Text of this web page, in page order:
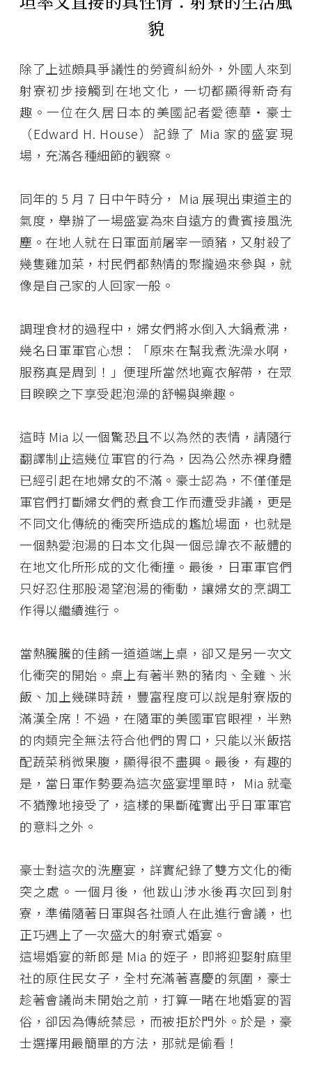
貌
除了上述頗具爭議性的勞資糾紛外，外國人來到
射寮初步接觸到在地文化，一切都顯得新奇有
趣。一位在久居日本的美國記者愛德華‧豪士
（Edward H. House）記錄了 Mia 家的盛宴現
場，充滿各種細節的觀察。
同年的 5 月 7 日中午時分， Mia 展現出東道主的
氣度，舉辦了一場盛宴為來自遠方的貴賓接風洗
塵。在地人就在日軍面前屠宰一頭豬，又射殺了
幾隻雞加菜，村民們都熱情的聚攏過來參與，就
像是自己家的人回家一般。
調理食材的過程中，婦女們將水倒入大鍋煮沸，
幾名日軍軍官心想：「原來在幫我煮洗澡水啊，
服務真是周到！」便理所當然地寬衣解帶，在眾
目睽睽之下享受起泡澡的舒暢與樂趣。
這時 Mia 以一個驚恐且不以為然的表情，請隨行
翻譯制止這幾位軍官的行為，因為公然赤裸身體
已經引起在地婦女的不滿。豪士認為，不僅僅是
軍官們打斷婦女們的煮食工作而遭受非議，更是
不同文化傳統的衝突所造成的尷尬場面，也就是
一個熱愛泡湯的日本文化與一個忌諱衣不蔽體的
在地文化所形成的文化衝撞。最後，日軍軍官們
只好忍住那股渴望泡湯的衝動，讓婦女的烹調工
作得以繼續進行。
當熱騰騰的佳餚一道道端上桌，卻又是另一次文
化衝突的開始。桌上有著半熟的豬肉、全雞、米
飯、加上幾碟時蔬，豐富程度可以說是射寮版的
滿漢全席！不過，在隨軍的美國軍官眼裡，半熟
的肉類完全無法符合他們的胃口，只能以米飯搭
配蔬菜稍微果腹，顯得很不盡興。最後，有趣的
是，當日軍作勢要為這次盛宴埋單時， Mia 就毫
不猶豫地接受了，這樣的果斷確實出乎日軍軍官
的意料之外。
豪士對這次的洗塵宴，詳實紀錄了雙方文化的衝
突之處。一個月後，他跋山涉水後再次回到射
寮，準備隨著日軍與各社頭人在此進行會議，也
正巧遇上了一次盛大的射寮式婚宴。
這場婚宴的新郎是 Mia 的姪子，即將迎娶射麻里
社的原住民女子，全村充滿著喜慶的氛圍，豪士
趁著會議尚未開始之前，打算一睹在地婚宴的習
俗，卻因為傳統禁忌，而被拒於門外。於是，豪
士選擇用最簡單的方法，那就是偷看！